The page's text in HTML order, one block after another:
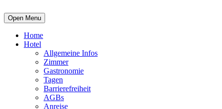
Open Menu
Home
Hotel
Allgemeine Infos
Zimmer
Gastronomie
Tagen
Barrierefreiheit
AGBs
Anreise